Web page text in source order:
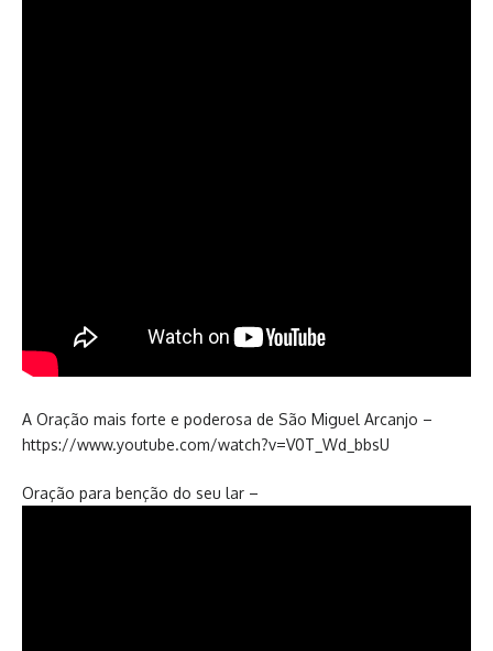
A Oração mais forte e poderosa de São Miguel Arcanjo –
https://www.youtube.com/watch?v=V0T_Wd_bbsU
Oração para benção do seu lar –